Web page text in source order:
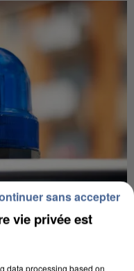
PHOTOS À SON
vie privée est
data processing based on
sans accepter